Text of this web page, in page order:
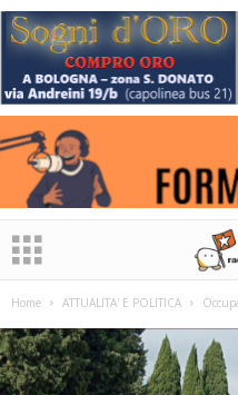
Home ATTUALITA' E POLITICA